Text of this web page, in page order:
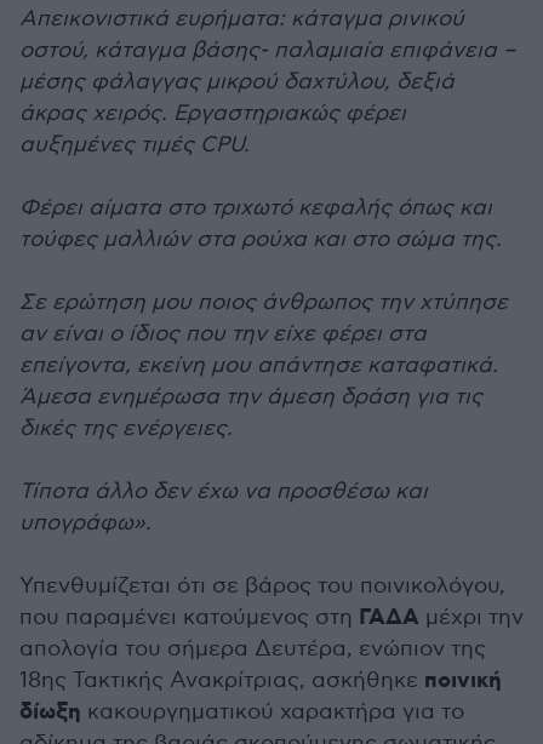
Απεικονιστικά ευρήματα: κάταγμα ρινικού
οστού, κάταγμα βάσης- παλαμιαία επιφάνεια –
μέσης φάλαγγας μικρού δαχτύλου, δεξιά
άκρας χειρός. Εργαστηριακώς φέρει
αυξημένες τιμές CPU.
Φέρει αίματα στο τριχωτό κεφαλής όπως και
τούφες μαλλιών στα ρούχα και στο σώμα της.
Σε ερώτηση μου ποιος άνθρωπος την χτύπησε
αν είναι ο ίδιος που την είχε φέρει στα
επείγοντα, εκείνη μου απάντησε καταφατικά.
Άμεσα ενημέρωσα την άμεση δράση για τις
δικές της ενέργειες.
Τίποτα άλλο δεν έχω να προσθέσω και
υπογράφω».
Υπενθυμίζεται ότι σε βάρος του ποινικολόγου,
που παραμένει κατούμενος στη ΓΑΔΑ μέχρι την
απολογία του σήμερα Δευτέρα, ενώπιον της
18ης Τακτικής Ανακρίτριας, ασκήθηκε ποινική
δίωξη κακουργηματικού χαρακτήρα για το